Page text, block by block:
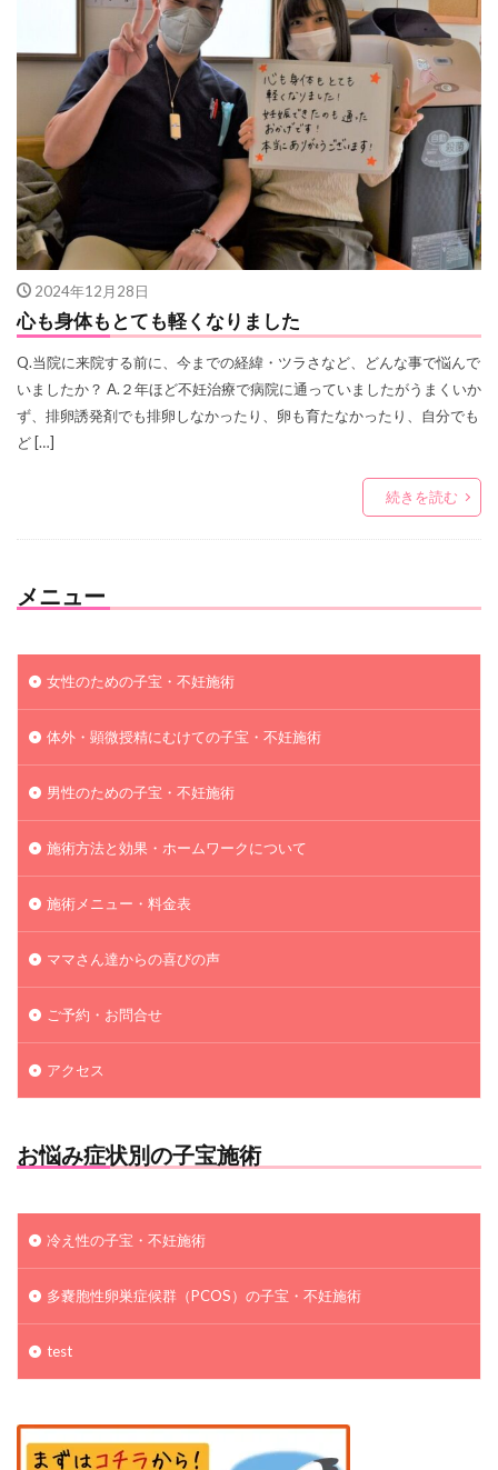
2024年12月28日
心も身体もとても軽くなりました
Q.当院に来院する前に、今までの経緯・ツラさなど、どんな事で悩んで
いましたか？ A.２年ほど不妊治療で病院に通っていましたがうまくいか
ず、排卵誘発剤でも排卵しなかったり、卵も育たなかったり、自分でも
ど […]
続きを読む
メニュー
女性のための子宝・不妊施術
体外・顕微授精にむけての子宝・不妊施術
男性のための子宝・不妊施術
施術方法と効果・ホームワークについて
施術メニュー・料金表
ママさん達からの喜びの声
ご予約・お問合せ
アクセス
お悩み症状別の子宝施術
冷え性の子宝・不妊施術
多嚢胞性卵巣症候群（PCOS）の子宝・不妊施術
test